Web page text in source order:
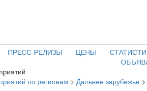
ПРЕСС-РЕЛИЗЫ ЦЕНЫ
по регионам > Дальнее зарубежье >